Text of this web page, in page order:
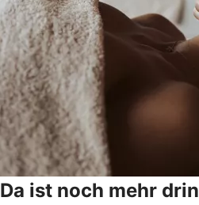
Da ist noch mehr drin